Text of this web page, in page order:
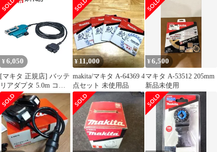
smkogu096539
¥ 6,050
[マキタ 正規店] バッテ
リアダプタ 5.0m コネ
クタ式 A-77403 makita
純正 パーツ 部品 正規
品 おすすめ 便利
¥ 11,000
makita/マキタ A-64369 4
点セット 未使用品
¥6,500
マキタ A-53512 205mm
新品未使用